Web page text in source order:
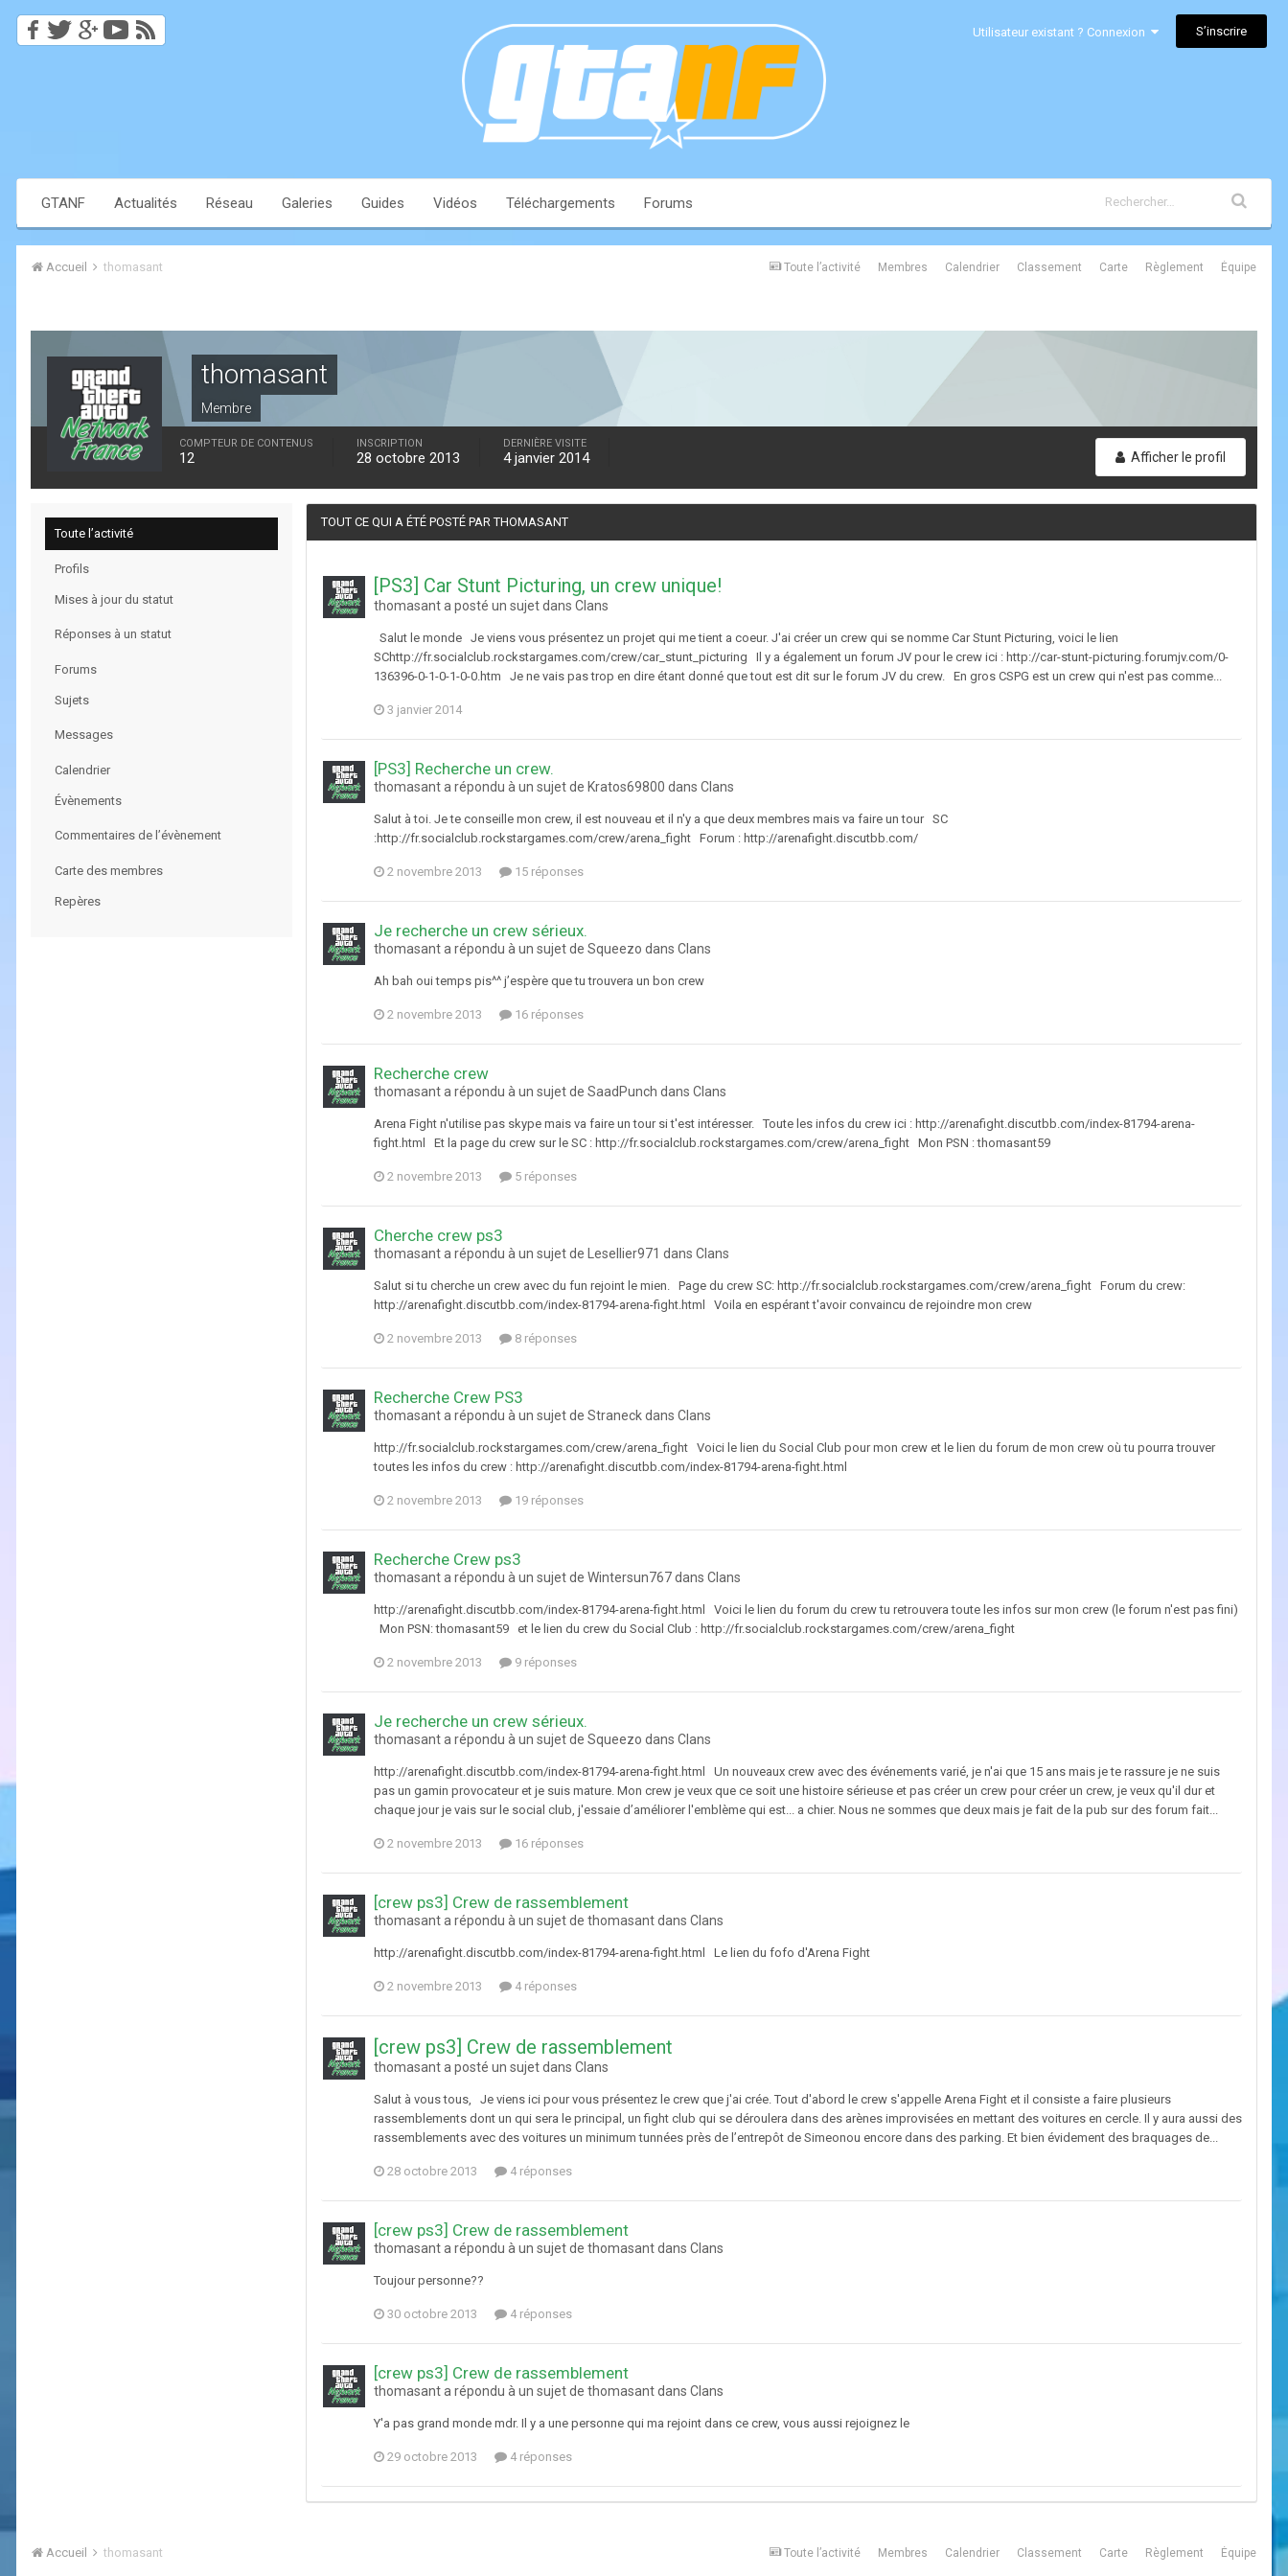
Utilisateur existant ? Connexion S’inscrire
GTANF Actualités Réseau Galeries Guides Vidéos Téléchargements Forums
Toute l’activité Membres Calendrier Classement Carte Règlement Équipe
Accueil thomasant
thomasant
Membre
Afficher le profil
COMPTEUR DE CONTENUS
12
INSCRIPTION
28 octobre 2013
DERNIÈRE VISITE
4 janvier 2014
Toute l’activité
Profils
Mises à jour du statut
Réponses à un statut
Forums
Sujets
Messages
Calendrier
Évènements
Commentaires de l’évènement
Carte des membres
Repères
TOUT CE QUI A ÉTÉ POSTÉ PAR THOMASANT
[PS3] Car Stunt Picturing, un crew unique!
thomasant a posté un sujet dans Clans
Salut le monde Je viens vous présentez un projet qui me tient a coeur. J'ai créer un crew qui se nomme Car Stunt Picturing, voici le lien
SChttp://fr.socialclub.rockstargames.com/crew/car_stunt_picturing Il y a également un forum JV pour le crew ici : http://car-stunt-picturing.forumjv.com/0-
136396-0-1-0-1-0-0.htm Je ne vais pas trop en dire étant donné que tout est dit sur le forum JV du crew. En gros CSPG est un crew qui n'est pas comme...
3 janvier 2014
[PS3] Recherche un crew.
thomasant a répondu à un sujet de Kratos69800 dans Clans
Salut à toi. Je te conseille mon crew, il est nouveau et il n'y a que deux membres mais va faire un tour SC
:http://fr.socialclub.rockstargames.com/crew/arena_fight Forum : http://arenafight.discutbb.com/
2 novembre 2013 15 réponses
Je recherche un crew sérieux.
thomasant a répondu à un sujet de Squeezo dans Clans
Ah bah oui temps pis^^ j’espère que tu trouvera un bon crew
2 novembre 2013 16 réponses
Recherche crew
thomasant a répondu à un sujet de SaadPunch dans Clans
Arena Fight n'utilise pas skype mais va faire un tour si t'est intéresser. Toute les infos du crew ici : http://arenafight.discutbb.com/index-81794-arena-
fight.html Et la page du crew sur le SC : http://fr.socialclub.rockstargames.com/crew/arena_fight Mon PSN : thomasant59
2 novembre 2013 5 réponses
Cherche crew ps3
thomasant a répondu à un sujet de Lesellier971 dans Clans
Salut si tu cherche un crew avec du fun rejoint le mien. Page du crew SC: http://fr.socialclub.rockstargames.com/crew/arena_fight Forum du crew:
http://arenafight.discutbb.com/index-81794-arena-fight.html Voila en espérant t'avoir convaincu de rejoindre mon crew
2 novembre 2013 8 réponses
Recherche Crew PS3
thomasant a répondu à un sujet de Straneck dans Clans
http://fr.socialclub.rockstargames.com/crew/arena_fight Voici le lien du Social Club pour mon crew et le lien du forum de mon crew où tu pourra trouver
toutes les infos du crew : http://arenafight.discutbb.com/index-81794-arena-fight.html
2 novembre 2013 19 réponses
Recherche Crew ps3
thomasant a répondu à un sujet de Wintersun767 dans Clans
http://arenafight.discutbb.com/index-81794-arena-fight.html Voici le lien du forum du crew tu retrouvera toute les infos sur mon crew (le forum n'est pas fini)
Mon PSN: thomasant59 et le lien du crew du Social Club : http://fr.socialclub.rockstargames.com/crew/arena_fight
2 novembre 2013 9 réponses
Je recherche un crew sérieux.
thomasant a répondu à un sujet de Squeezo dans Clans
http://arenafight.discutbb.com/index-81794-arena-fight.html Un nouveaux crew avec des événements varié, je n'ai que 15 ans mais je te rassure je ne suis
pas un gamin provocateur et je suis mature. Mon crew je veux que ce soit une histoire sérieuse et pas créer un crew pour créer un crew, je veux qu'il dur et
chaque jour je vais sur le social club, j'essaie d’améliorer l'emblème qui est... a chier. Nous ne sommes que deux mais je fait de la pub sur des forum fait...
2 novembre 2013 16 réponses
[crew ps3] Crew de rassemblement
thomasant a répondu à un sujet de thomasant dans Clans
http://arenafight.discutbb.com/index-81794-arena-fight.html Le lien du fofo d'Arena Fight
2 novembre 2013 4 réponses
[crew ps3] Crew de rassemblement
thomasant a posté un sujet dans Clans
Salut à vous tous, Je viens ici pour vous présentez le crew que j'ai crée. Tout d'abord le crew s'appelle Arena Fight et il consiste a faire plusieurs
rassemblements dont un qui sera le principal, un fight club qui se déroulera dans des arènes improvisées en mettant des voitures en cercle. Il y aura aussi des
rassemblements avec des voitures un minimum tunnées près de l’entrepôt de Simeon ​ou encore dans des parking. Et bien évidement des braquages de...
28 octobre 2013 4 réponses
[crew ps3] Crew de rassemblement
thomasant a répondu à un sujet de thomasant dans Clans
Toujour personne??
30 octobre 2013 4 réponses
[crew ps3] Crew de rassemblement
thomasant a répondu à un sujet de thomasant dans Clans
Y'a pas grand monde mdr. Il y a une personne qui ma rejoint dans ce crew, vous aussi rejoignez le
29 octobre 2013 4 réponses
Toute l’activité Membres Calendrier Classement Carte Règlement Équipe
Accueil thomasant